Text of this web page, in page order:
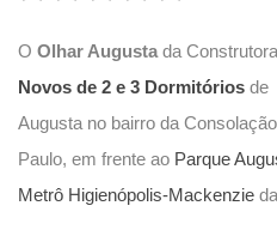
O Olhar Augusta da
Novos de 2 e 3 Dormitórios de
Augusta no bairro da
Paulo, em frente ao Parque
Metrô Higienópolis-Mackenzie